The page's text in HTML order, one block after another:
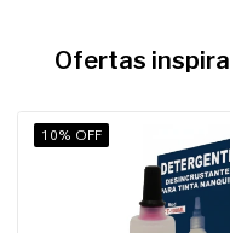
Ofertas
10% OFF